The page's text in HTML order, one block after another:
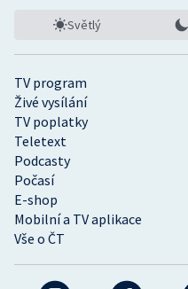
TV program
Živé vysílání
TV poplatky
Teletext
Podcasty
Počasí
E-shop
Mobilní a TV aplikace
Vše o ČT
Světlý